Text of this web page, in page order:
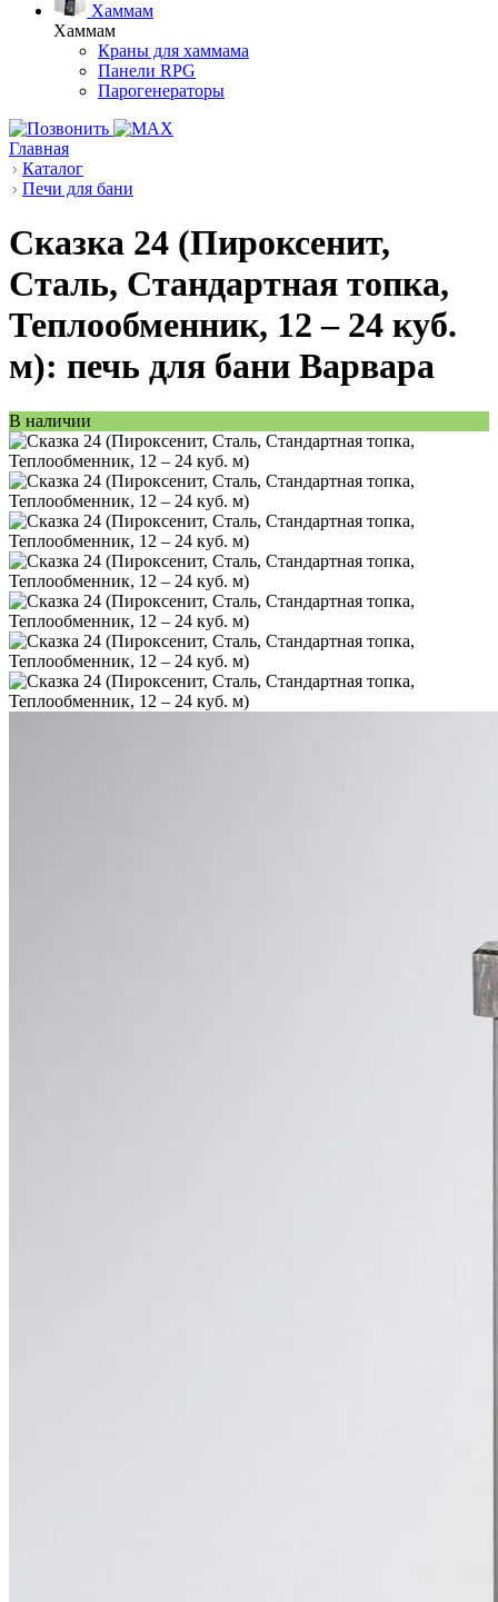
Хаммам
Хаммам
Краны для хаммама
Панели RPG
Парогенераторы
Главная
Каталог
Печи для бани
Сказка 24 (Пироксенит,
Сталь, Стандартная топка,
Теплообменник, 12 – 24 куб.
м): печь для бани Варвара
В наличии